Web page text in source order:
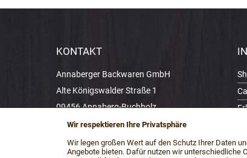
Wir respektieren Ihre Privatsphäre
Wir legen großen Wert auf den Schutz Ihrer Daten
Angebote bieten. Dafür nutzen wir unterschiedliche
KONTAKT
Annaberger Backwaren GmbH
Alte Königswalder Straße 1
09456 Annaberg-Buchholz
Telefon 03733 5020
E-Mailinfo@annaberger-backwaren.de